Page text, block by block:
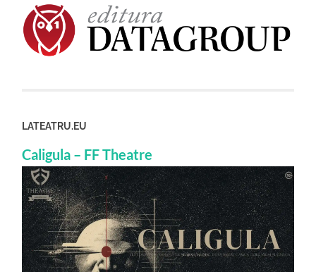
LATEATRU.EU
Caligula – FF Theatre